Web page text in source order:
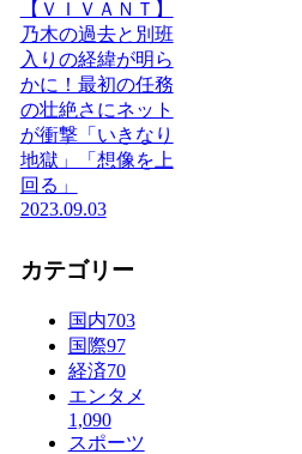
【ＶＩＶＡＮＴ】
乃木の過去と別班
入りの経緯が明ら
かに！最初の任務
の壮絶さにネット
が衝撃「いきなり
地獄」「想像を上
回る」
2023.09.03
カテゴリー
国内703
国際97
経済70
エンタメ
1,090
スポーツ